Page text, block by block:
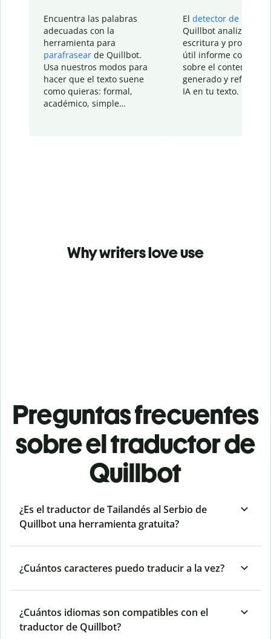
Encuentra las palabras
adecuadas con la
herramienta para
parafrasear de Quillbot.
Usa nuestros modos para
hacer que el texto suene
como quieras: formal,
académico, simple…
El detector de IA
Quillbot analiza tu
escritura y
útil informe con
sobre el contenido
generado y refinado
IA en tu texto.
Why writers love use
Preguntas frecuentes
sobre el traductor de
Quillbot
¿Es el traductor de Tailandés al Serbio de
Quillbot una herramienta gratuita?
¿Cuántos caracteres puedo traducir a la vez?
¿Cuántos idiomas son compatibles con el
traductor de Quillbot?